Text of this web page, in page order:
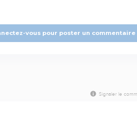
vous pour poster un commentaire
Signaler le